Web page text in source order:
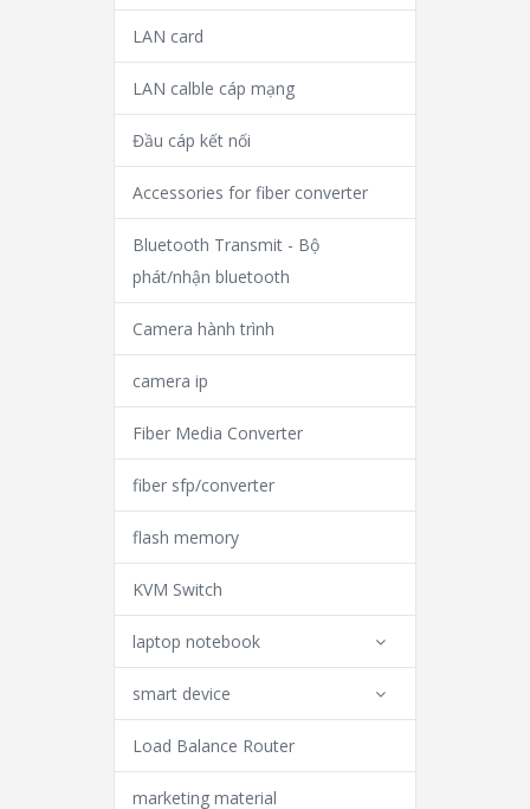
LAN card
LAN calble cáp mạng
Đầu cáp kết nối
Accessories for fiber converter
Bluetooth Transmit - Bộ
phát/nhận bluetooth
Camera hành trình
camera ip
Fiber Media Converter
fiber sfp/converter
flash memory
KVM Switch
laptop notebook
smart device
Load Balance Router
marketing material